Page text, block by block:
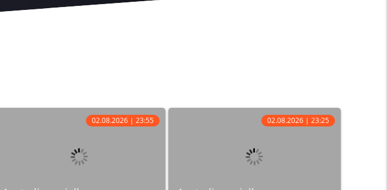
02.08.2026 | 23:55 02.08.2026 | 23:25